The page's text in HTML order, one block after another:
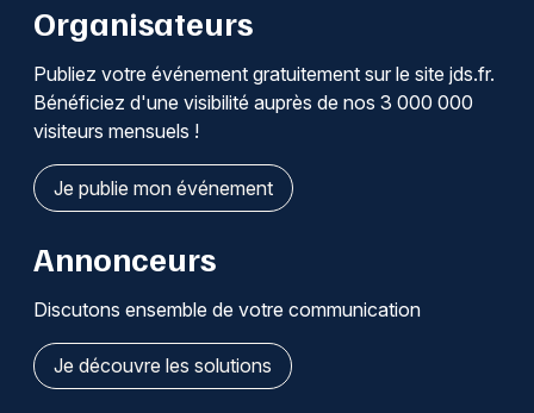
Organisateurs
Publiez votre événement gratuitement sur le site jds.fr.
Bénéficiez d'une visibilité auprès de nos 3 000 000
visiteurs mensuels !
Je publie mon événement
Annonceurs
Discutons ensemble de votre communication
Je découvre les solutions